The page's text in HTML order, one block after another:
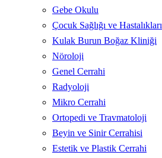
Gebe Okulu
Çocuk Sağlığı ve Hastalıkları
Kulak Burun Boğaz Kliniği
Nöroloji
Genel Cerrahi
Radyoloji
Mikro Cerrahi
Ortopedi ve Travmatoloji
Beyin ve Sinir Cerrahisi
Estetik ve Plastik Cerrahi